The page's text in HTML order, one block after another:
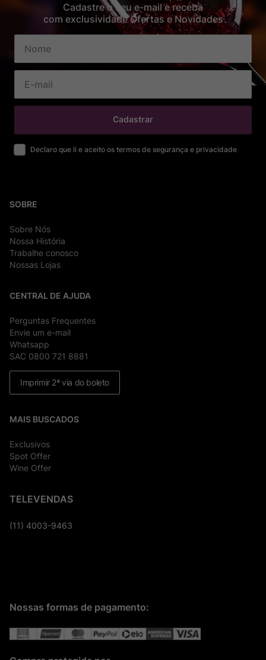
Cadastre o seu e-mail e receba
com exclusividade Ofertas e Novidades
Cadastrar
Declaro que li e aceito os termos de segurança e privacidade
SOBRE
Sobre Nós
Nossa História
Trabalhe conosco
Nossas Lojas
CENTRAL DE AJUDA
Perguntas Frequentes
Envie um e-mail
Whatsapp
SAC 0800 721 8881
Imprimir 2ª via do boleto
MAIS BUSCADOS
Exclusivos
Spot Offer
Wine Offer
TELEVENDAS
(11) 4003-9463
Nossas formas de pagamento: